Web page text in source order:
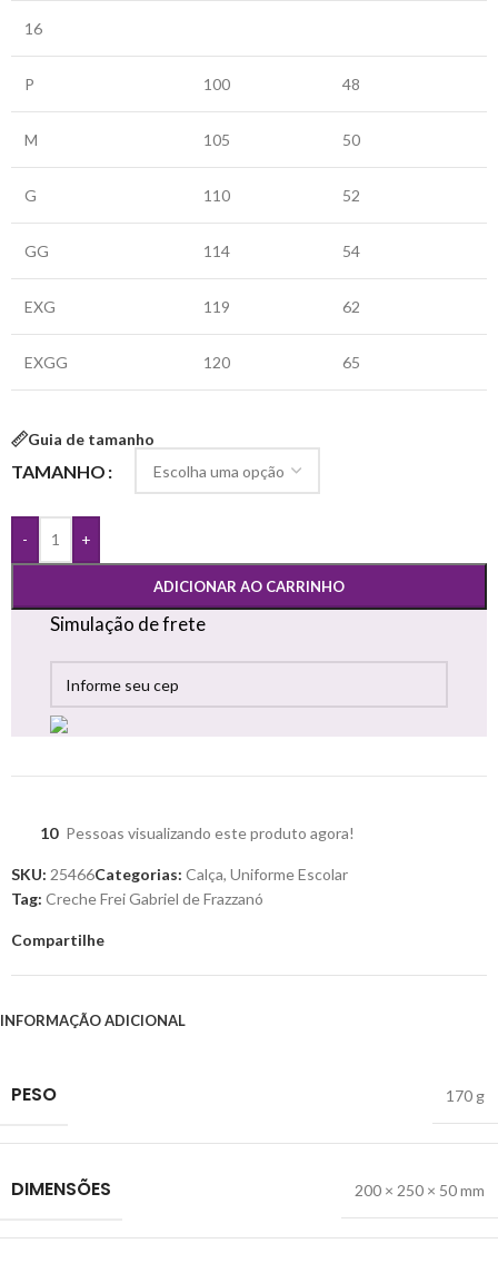
16
P 100 48
M 105 50
G 110 52
GG 114 54
EXG 119 62
EXGG 120 65
Guia de tamanho
TAMANHO
- +
ADICIONAR AO CARRINHO
Simulação de frete
10 Pessoas visualizando este produto agora!
SKU: 25466Categorias: Calça, Uniforme Escolar
Tag: Creche Frei Gabriel de Frazzanó
Compartilhe
INFORMAÇÃO ADICIONAL
PESO 170 g
DIMENSÕES 200 × 250 × 50 mm